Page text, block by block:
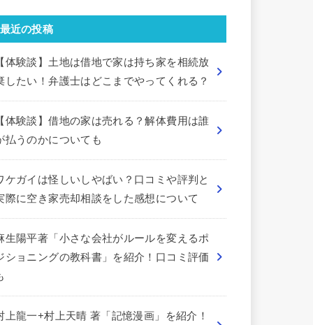
最近の投稿
体験談】土地は借地で家は持ち家を相続放
したい！弁護士はどこまでやってくれる？
体験談】借地の家は売れる？解体費用は誰
払うのかについても
ケガイは怪しいしやばい？口コミや評判と
際に空き家売却相談をした感想について
生陽平著「小さな会社がルールを変えるポ
ショニングの教科書」を紹介！口コミ評価
上龍一+村上天晴 著「記憶漫画」を紹介！